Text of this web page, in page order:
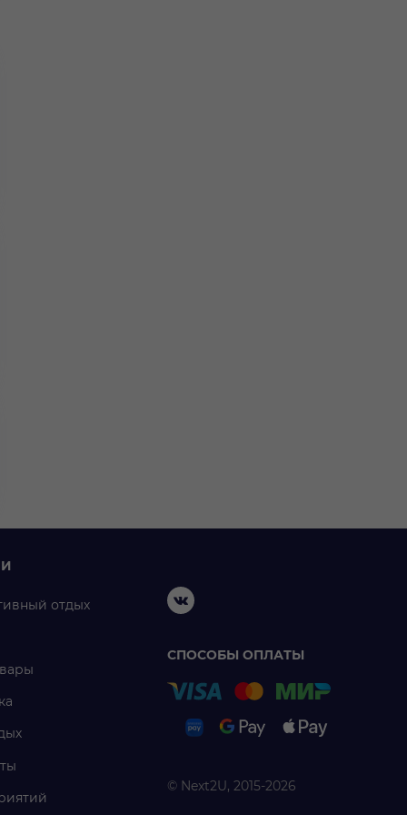
отдых
СПОСОБЫ ОПЛАТЫ
© Next2U, 2015-2026